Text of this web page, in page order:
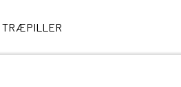
TRÆPILLER